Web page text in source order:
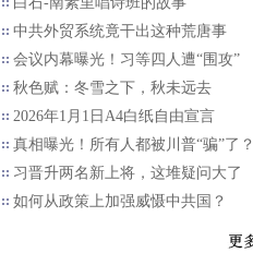
中共外贸系统竟干出这种荒唐事
会议内幕曝光！习等四人遭“围攻”
秋色赋：冬雪之下，秋未远去
2026年1月1日A4白纸自由宣言
真相曝光！所有人都被川普“骗”了？
习晋升两名新上将，这堆疑问大了
如何从政策上加强威慑中共国？